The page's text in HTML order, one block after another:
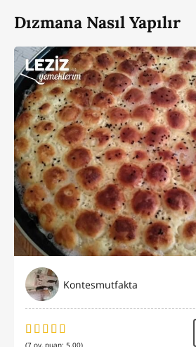
Dızmana Nasıl Yapılır
Kontesmutfakta